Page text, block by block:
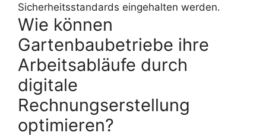
Sicherheitsstandards eingehalten werden.
Wie können
Gartenbaubetriebe ihre
Arbeitsabläufe durch
digitale
Rechnungserstellung
optimieren?